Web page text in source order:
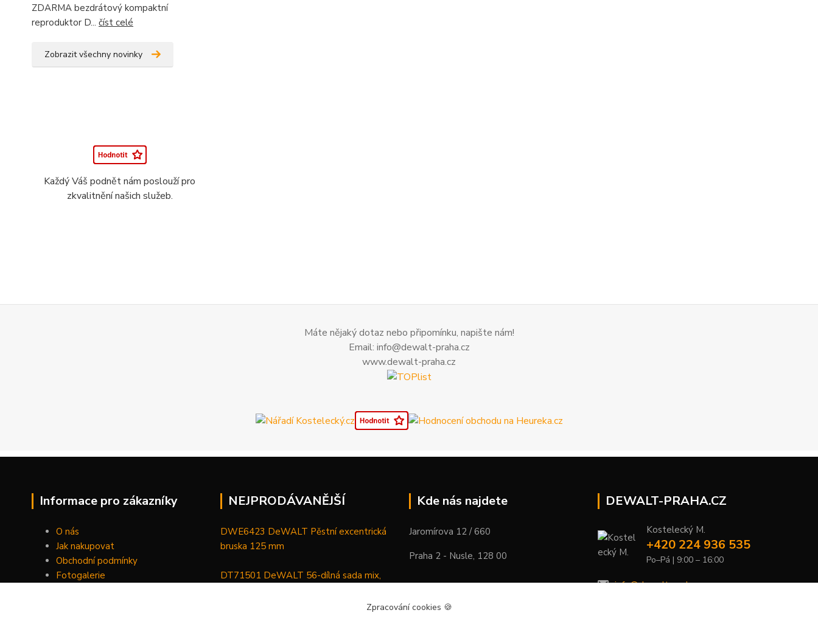
ZDARMA bezdrátový kompaktní
reproduktor D... číst celé
Zobrazit všechny novinky
Každý Váš podnět nám poslouží pro
zkvalitnění našich služeb.
Máte nějaký dotaz nebo připomínku, napište nám!
Email: info@dewalt-praha.cz
www.dewalt-praha.cz
Informace pro zákazníky
O nás
Jak nakupovat
Obchodní podmínky
Fotogalerie
NEJPRODÁVANĚJŠÍ
DWE6423 DeWALT Pěstní excentrická
bruska 125 mm
DT71501 DeWALT 56-dílná sada mix,
Kde nás najdete
Jaromírova 12 / 660
Praha 2 - Nusle, 128 00
DEWALT-PRAHA.CZ
Kostelecký M.
+420 224 936 535
Po–Pá | 9:00 – 16:00
info@dewalt-praha.cz
Zpracování cookies 🍪